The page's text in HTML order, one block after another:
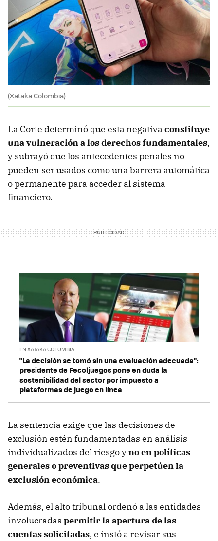
(Xataka Colombia)
La Corte determinó que esta negativa constituye
una vulneración a los derechos fundamentales,
y subrayó que los antecedentes penales no
pueden ser usados como una barrera automática
o permanente para acceder al sistema
financiero.
EN XATAKA COLOMBIA
"La decisión se tomó sin una evaluación adecuada":
presidente de Fecoljuegos pone en duda la
sostenibilidad del sector por impuesto a
plataformas de juego en línea
La sentencia exige que las decisiones de
exclusión estén fundamentadas en análisis
individualizados del riesgo yno en políticas
generales o preventivas que perpetúen la
exclusión económica.
Además, el alto tribunal ordenó a las entidades
involucradas permitir la apertura de las
cuentas solicitadas, e instó a revisar sus